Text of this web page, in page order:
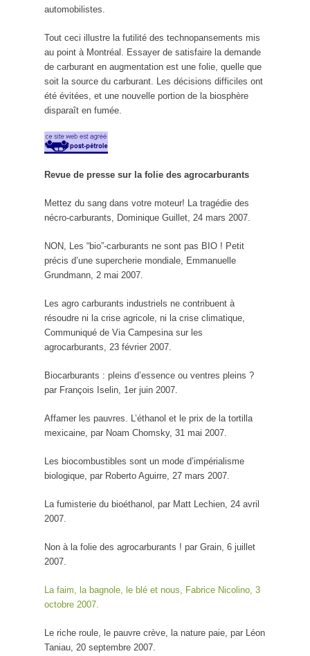
automobilistes.
Tout ceci illustre la futilité des technopansements mis
au point à Montréal. Essayer de satisfaire la demande
de carburant en augmentation est une folie, quelle que
soit la source du carburant. Les décisions difficiles ont
été évitées, et une nouvelle portion de la biosphère
disparaît en fumée.
Revue de presse sur la folie des agrocarburants
Mettez du sang dans votre moteur! La tragédie des
nécro-carburants, Dominique Guillet, 24 mars 2007.
NON, Les “bio”-carburants ne sont pas BIO ! Petit
précis d’une supercherie mondiale, Emmanuelle
Grundmann, 2 mai 2007.
Les agro carburants industriels ne contribuent à
résoudre ni la crise agricole, ni la crise climatique,
Communiqué de Via Campesina sur les
agrocarburants, 23 février 2007.
Biocarburants : pleins d’essence ou ventres pleins ?
par François Iselin, 1er juin 2007.
Affamer les pauvres. L’éthanol et le prix de la tortilla
mexicaine, par Noam Chomsky, 31 mai 2007.
Les biocombustibles sont un mode d’impérialisme
biologique, par Roberto Aguirre, 27 mars 2007.
La fumisterie du bioéthanol, par Matt Lechien, 24 avril
2007.
Non à la folie des agrocarburants ! par Grain, 6 juillet
2007.
La faim, la bagnole, le blé et nous, Fabrice Nicolino, 3
octobre 2007.
Le riche roule, le pauvre crève, la nature paie, par Léon
Taniau, 20 septembre 2007.